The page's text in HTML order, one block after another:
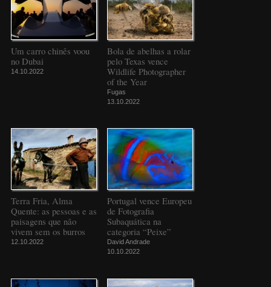
Um carro chinês voou
no Dubai
14.10.2022
Bola de abelhas a rolar
pelo Texas vence
Wildlife Photographer
of the Year
Fugas
13.10.2022
Terra Fria, Alma
Quente: as pessoas e as
paisagens que não
vivem sem os burros
12.10.2022
Portugal vence Europeu
de Fotografia
Subaquática na
categoria “Peixe”
David Andrade
10.10.2022